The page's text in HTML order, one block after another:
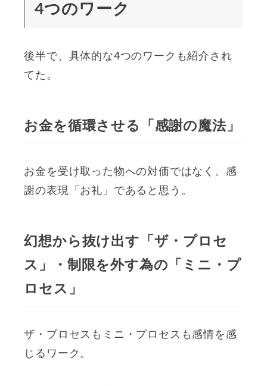
4つのワーク
後半で、具体的な4つのワークも紹介され
てた。
お金を循環させる「感謝の魔法」
お金を受け取った物への対価ではなく、感
謝の表現「お礼」であると思う。
幻想から抜け出す「ザ・プロセ
ス」・制限を外す為の「ミニ・プ
ロセス」
ザ・プロセスもミニ・プロセスも感情を感
じるワーク。